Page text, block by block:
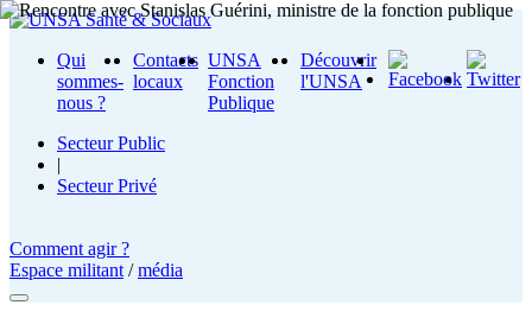
Qui
sommes-
nous ?
Contacts
locaux
UNSA
Fonction
Publique
Découvrir
l'UNSA
Secteur Public
|
Secteur Privé
Comment agir ?
Espace militant /média